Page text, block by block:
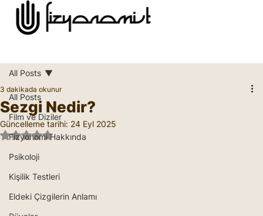
All Posts
Film ve Diziler
Fizyonomi Hakkında
Psikoloji
Kişilik Testleri
Eldeki Çizgilerin Anlamı
All Posts
Sezgi Nedir?
3 dakikada okunur
Güncelleme tarihi: 24 Eyl 2025
5 üzerinden NaN yıldız